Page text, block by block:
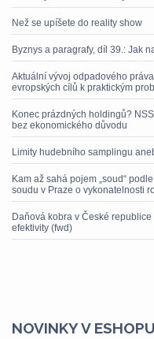
Než se upíšete do reality show
Byznys a paragrafy, díl 39.: Jak
Aktuální vývoj odpadového
evropských cílů k praktickým
Konec prázdných holdingů?
bez ekonomického důvodu
Limity hudebního samplingu
Kam až sahá pojem „soud“
soudu v Praze o vykonatelnosti
Daňová kobra v České
efektivity (fwd)
NOVINKY V ESHOPU